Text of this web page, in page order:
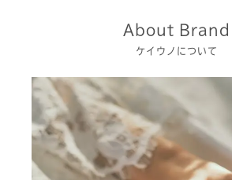
About Brand
ケイウノについて